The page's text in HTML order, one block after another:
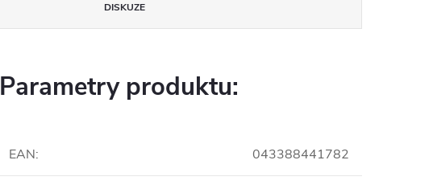
DISKUZE
Parametry produktu:
EAN: 043388441782